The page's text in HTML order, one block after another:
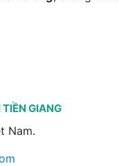
GIANG
Nam.